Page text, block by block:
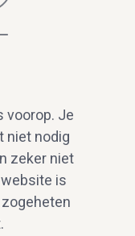
voorop. Je
niet nodig
zeker niet
is